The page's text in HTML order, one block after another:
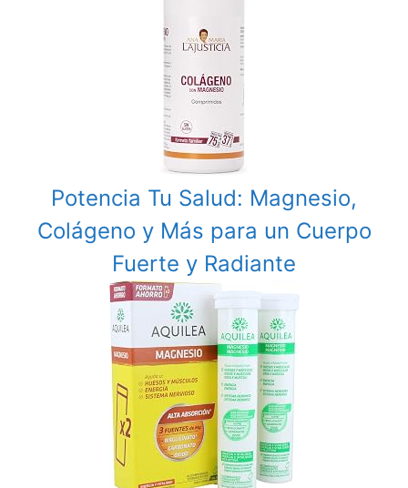
Potencia Tu Salud: Magnesio,
Colágeno y Más para un Cuerpo
Fuerte y Radiante